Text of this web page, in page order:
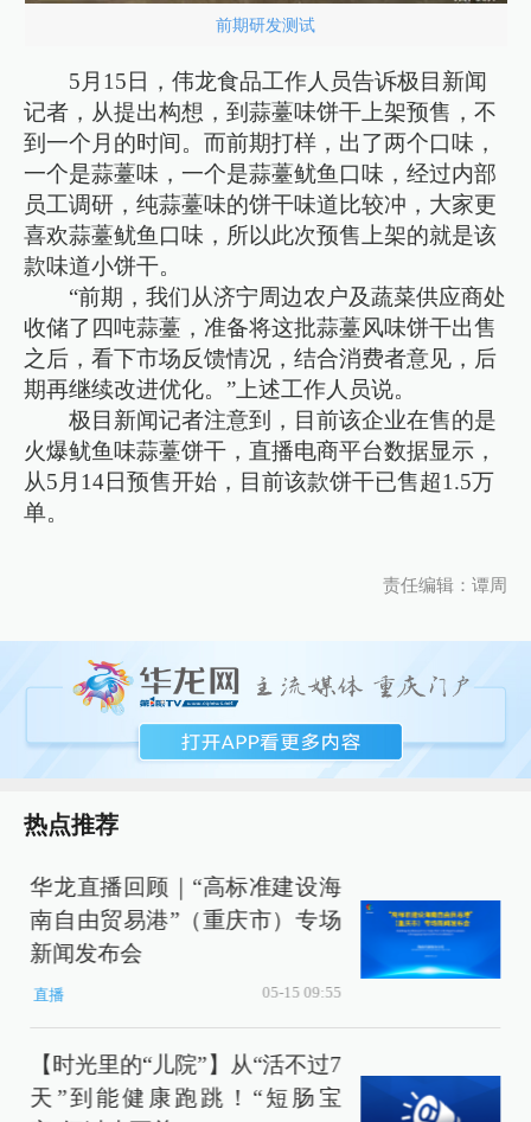
前期研发测试
5月15日，伟龙食品工作人员告诉极目新闻
记者，从提出构想，到蒜薹味饼干上架预售，不
到一个月的时间。而前期打样，出了两个口味，
一个是蒜薹味，一个是蒜薹鱿鱼口味，经过内部
员工调研，纯蒜薹味的饼干味道比较冲，大家更
喜欢蒜薹鱿鱼口味，所以此次预售上架的就是该
款味道小饼干。
“前期，我们从济宁周边农户及蔬菜供应商处
收储了四吨蒜薹，准备将这批蒜薹风味饼干出售
之后，看下市场反馈情况，结合消费者意见，后
期再继续改进优化。”上述工作人员说。
极目新闻记者注意到，目前该企业在售的是
火爆鱿鱼味蒜薹饼干，直播电商平台数据显示，
从5月14日预售开始，目前该款饼干已售超1.5万
单。
责任编辑：谭周
热点推荐
华龙直播回顾｜“高标准建设海
南自由贸易港”（重庆市）专场
新闻发布会
直播 05-15 09:55
【时光里的“儿院”】从“活不过7
天”到能健康跑跳！“短肠宝